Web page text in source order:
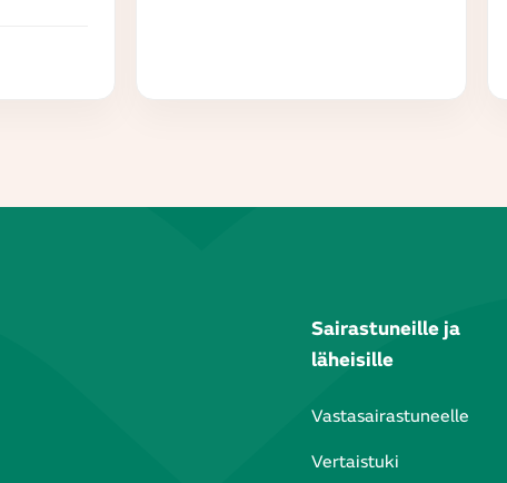
Sairastuneille ja
läheisille
Vastasairastuneelle
Vertaistuki